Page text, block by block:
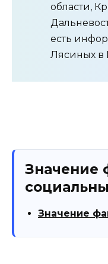
области,
есть
Лясиных в
Значение
Значение